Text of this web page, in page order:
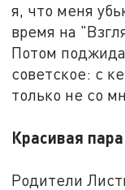
я, что меня
время на
Потом
советское: с
только не со
Красивая
Родители